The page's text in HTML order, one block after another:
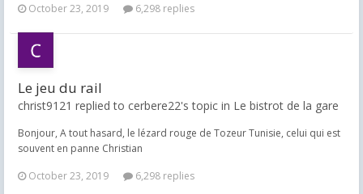
October 23, 2019
6,298 replies
Le jeu du rail
christ9121 replied to cerbere22's topic in Le bistrot de la gare
Bonjour, A tout hasard, le lézard rouge de Tozeur Tunisie, celui qui est
souvent en panne Christian
October 23, 2019
6,298 replies